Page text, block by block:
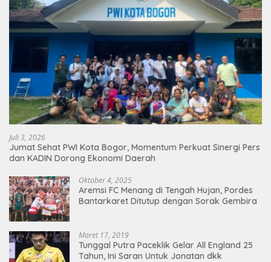
Juli 3, 2026
Jumat Sehat PWI Kota Bogor, Momentum Perkuat Sinergi Pers
dan KADIN Dorong Ekonomi Daerah
Oktober 4, 2025
Aremsi FC Menang di Tengah Hujan, Pordes
Bantarkaret Ditutup dengan Sorak Gembira
Maret 17, 2019
Tunggal Putra Paceklik Gelar All England 25
Tahun, Ini Saran Untuk Jonatan dkk